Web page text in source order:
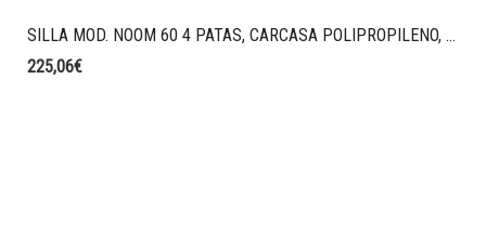
SILLA MOD. NOOM 60 4 PATAS, CARCASA POLIPROPILENO, SIN BRAZOS, ESTRUCTURA ACERO NEGRO,CARCASA POLIPROPILNEO P18 VERDE, GALLETA TAPIZADA AO08
225,06€